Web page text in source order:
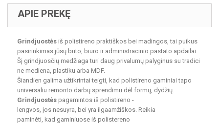
APIE PREKĘ
Grindjuostės iš polistireno praktiškos bei madingos, tai puikus
pasirinkimas jūsų buto, biuro ir administracinio pastato apdailai.
Šį grindjuosčių medžiaga turi daug privalumų palyginus su tradici
ne mediena, plastiku arba MDF.
Šiandien galima užtikrintai teigti, kad polistireno gaminiai tapo
universaliu remonto darbų sprendimu dėl formų, dydžių.
Grindjuostės pagamintos iš polistireno -
lengvos, jos nesuyra, bei yra ilgaamžiškos. Reikia
paminėti, kad gaminiuose iš polistereno